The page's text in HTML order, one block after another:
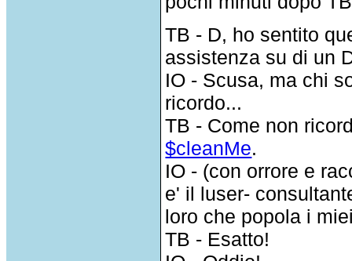
TB - D, ho sentito
assistenza su di un
IO - Scusa, ma chi
ricordo...
TB - Come non
$cleanMe.
IO - (con orrore e
e' il luser-
loro che popola i
TB - Esatto!